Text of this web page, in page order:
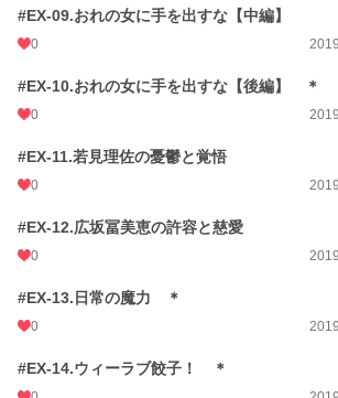
#EX-09.おれの女に手を出すな【中編】
0
#EX-10.おれの女に手を出すな【後編】 ＊
0
#EX-11.若見理佐の憂鬱と覚悟
0
#EX-12.広坂冨美恵の許容と慈愛
0
#EX-13.日常の魔力 ＊
0
#EX-14.ウィーラブ餃子！ ＊